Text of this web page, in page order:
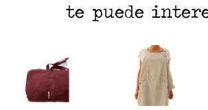
te puede